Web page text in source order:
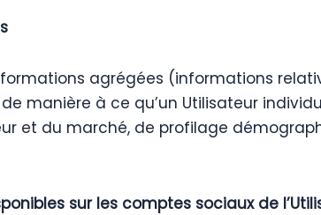
agrégées (informations
manière à ce qu’un Utilisateur
et du marché, de profilage
sur les comptes sociaux de